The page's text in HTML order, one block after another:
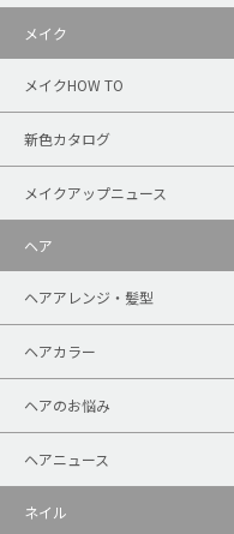
メイク
メイクHOW TO
新色カタログ
メイクアップニュース
ヘア
ヘアアレンジ・髪型
ヘアカラー
ヘアのお悩み
ヘアニュース
ネイル